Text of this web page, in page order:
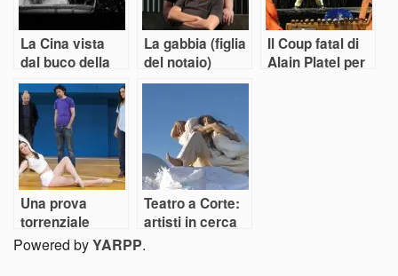
La Cina vista
dal buco della
serratura
La gabbia (figlia
del notaio)
Il Coup fatal di
Alain Platel per
Una prova
torrenziale
Teatro a Corte:
artisti in cerca
Powered byYARPP.